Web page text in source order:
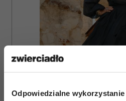
Odpowiedzialne